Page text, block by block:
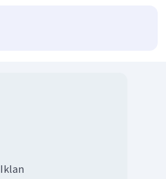
Iklan